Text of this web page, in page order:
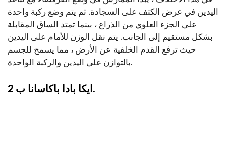
اليدين في عرض الكتف على السجادة. ثم يتم وضع ركبة واحدة
على الجزء العلوي من الذراع ، بينما تمتد الساق المقابلة
بشكل مستقيم إلى الجانب. يتم نقل الوزن للأمام على اليدين
حيث ترفع القدم الخلفية عن الأرض ، مما يسمح للجسم
بالتوازن على اليدين والركبة الواحدة.
2 ايكا بادا باكاسانا ب.